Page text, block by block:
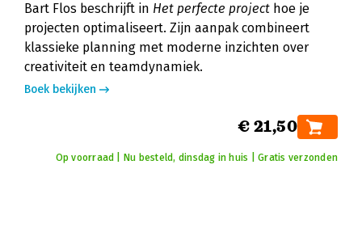
Bart Flos beschrijft in Het perfecte project hoe je
projecten optimaliseert. Zijn aanpak combineert
klassieke planning met moderne inzichten over
creativiteit en teamdynamiek.
Boek bekijken
€ 21,50
Op voorraad | Nu besteld, dinsdag in huis | Gratis verzonden